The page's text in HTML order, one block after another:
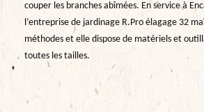
couper les branches abîmées. En service à
l’entreprise de jardinage R.Pro élagage 32
méthodes et elle dispose de matériels et
toutes les tailles.